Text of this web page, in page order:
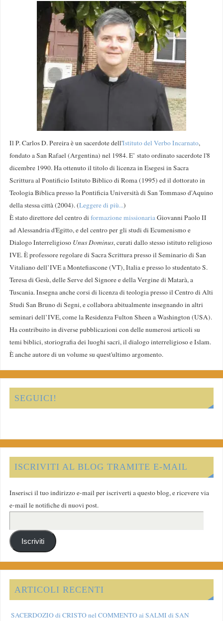
Il P. Carlos D. Pereira è un sacerdote dell'Istituto del Verbo Incarnato,
fondato a San Rafael (Argentina) nel 1984. E’ stato ordinato sacerdote l'8
dicembre 1990. Ha ottenuto il titolo di licenza in Esegesi in Sacra
Scrittura al Pontificio Istituto Biblico di Roma (1995) ed il dottorato in
Teologia Biblica presso la Pontificia Università di San Tommaso d'Aquino
della stessa città (2004). (Leggere di più...)
È stato direttore del centro di formazione missionariaGiovanni Paolo II
ad Alessandria d'Egitto, e del centro per gli studi di Ecumenismo e
Dialogo Interreligioso Unus Dominus, curati dallo stesso istituto religioso
IVE. È professore regolare di Sacra Scrittura presso il Seminario di San
Vitaliano dell’IVE a Montefiascone (VT), Italia e presso lo studentato S.
Teresa di Gesù, delle Serve del Signore e della Vergine di Matarà, a
Tuscania. Insegna anche corsi di licenza di teologia presso il Centro di Alti
Studi San Bruno di Segni, e collabora abitualmente insegnando in altri
seminari dell’IVE, come la Residenza Fulton Sheen a Washington (USA).
Ha contribuito in diverse pubblicazioni con delle numerosi articoli su
temi biblici, storiografia dei luoghi sacri, il dialogo interreligioso e Islam.
È anche autore di un volume su quest'ultimo argomento.
SEGUICI!
ISCRIVITI AL BLOG TRAMITE E-MAIL
Inserisci il tuo indirizzo e-mail per iscriverti a questo blog, e ricevere via
e-mail le notifiche di nuovi post.
Iscriviti
ARTICOLI RECENTI
SACERDOZIO di CRISTO nel COMMENTO ai SALMI di SAN